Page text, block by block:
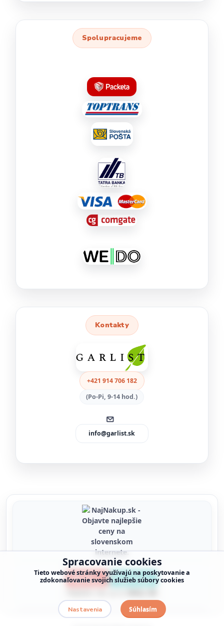
Spolupracujeme
Kontakty
+421 914 706 182
(Po-Pi, 9-14 hod.)
info@garlist.sk
Spracovanie cookies
Tieto webové stránky využívajú na poskytovanie a
zdokonaľovanie svojich služieb súbory cookies
Nastavenia Súhlasím